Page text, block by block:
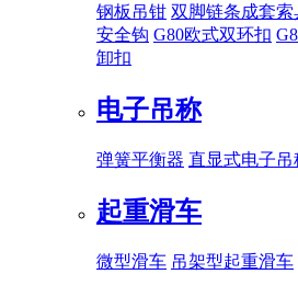
钢板吊钳 双脚链条成套索
安全钩 G80欧式双环扣
卸扣
电子吊称
弹簧平衡器 直显式电子吊
起重滑车
微型滑车 吊架型起重滑车